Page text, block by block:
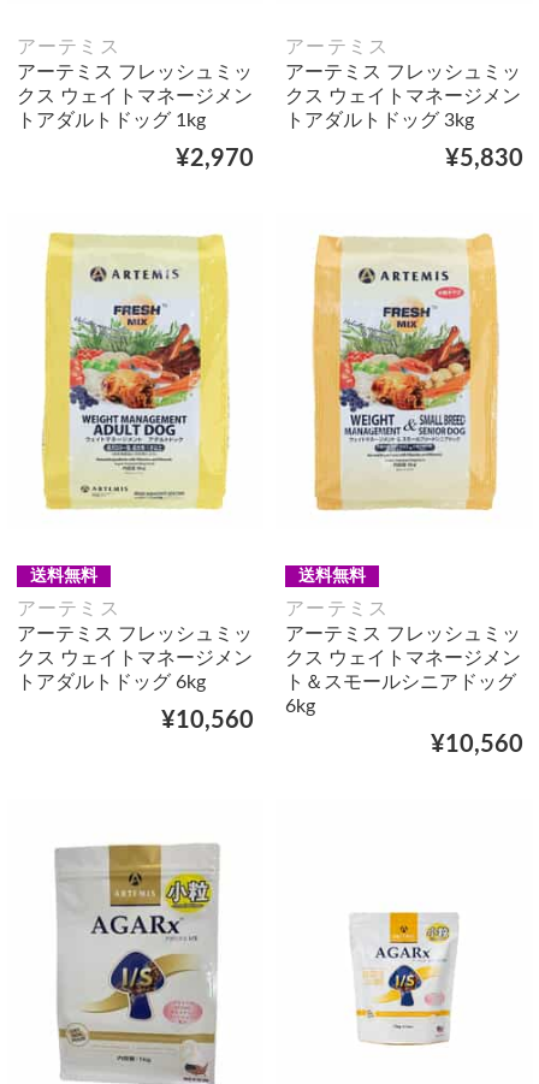
アーテミス
アーテミス フレッシュミッ
クス ウェイトマネージメン
トアダルトドッグ 1kg
¥2,970
アーテミス
アーテミス フレッシュミッ
クス ウェイトマネージメン
トアダルトドッグ 3kg
¥5,830
送料無料
アーテミス
アーテミス フレッシュミッ
クス ウェイトマネージメン
トアダルトドッグ 6kg
¥10,560
送料無料
アーテミス
アーテミス フレッシュミッ
クス ウェイトマネージメン
ト＆スモールシニアドッグ
6kg
¥10,560